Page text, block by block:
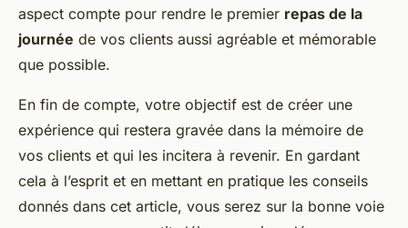
aspect compte pour rendre le premier repas de la
journée de vos clients aussi agréable et mémorable
que possible.
En fin de compte, votre objectif est de créer une
expérience qui restera gravée dans la mémoire de
vos clients et qui les incitera à revenir. En gardant
cela à l’esprit et en mettant en pratique les conseils
donnés dans cet article, vous serez sur la bonne voie